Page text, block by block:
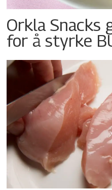
Orkla Snacks
for å styrke